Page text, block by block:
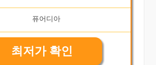
최저가 확인